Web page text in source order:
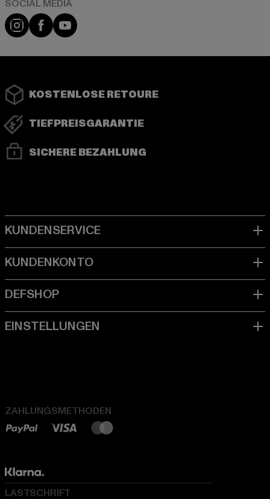
Instagram
FacebookYouTube
KOSTENLOSE RETOURE
TIEFPREISGARANTIE
SICHERE BEZAHLUNG
ZAHLUNGSMETHODEN
LASTSCHRIFT